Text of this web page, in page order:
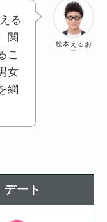
松本えるお
ー
る
関
こ
女
網
デート